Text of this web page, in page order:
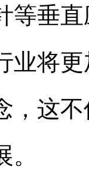
等垂
业将
，这